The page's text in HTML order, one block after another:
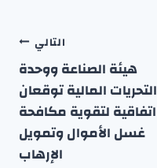
التالي
هيئة الصناعة ووحدة
التحريات المالية توقعان
اتفاقية لتقوية مكافحة
غسل الأموال وتمويل
الإرهاب